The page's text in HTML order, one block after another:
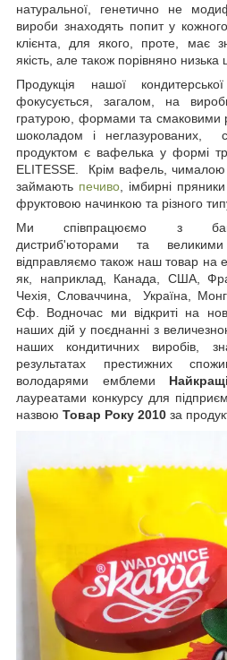
натуральної, генетично не
вироби знаходять попит у
клієнта, для якого, проте, має
якість, але також порівняно низька
Продукція нашої
фокусується, загалом, на
гратурою, формами та смаковими
шоколадом і неглазурованих,
продуктом є вафелька у формі
ELITESSE. Крім вафель, чималою
займають печиво , імбирні
фруктовою начинкою та різного
Ми співпрацюємо з
дистриб'юторами та
відправляємо також наш товар на
як, наприклад, Канада, США,
Чехія, Словаччина, Україна,
Єф. Водночас ми відкриті на
наших дій у поєднанні з
наших кондитичних виробів,
результатах престижних
володарями емблеми
лауреатами конкурсу для
назвою Товар Року 2010 за